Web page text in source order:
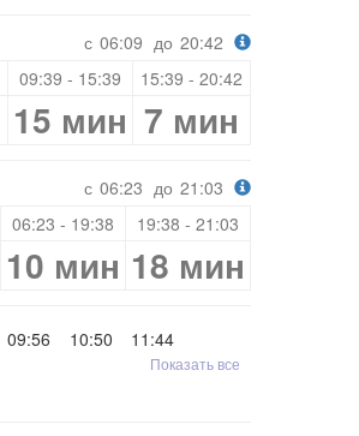
с 06:09 до 20:42
09:39 - 15:39 15:39 - 20:42
15 мин 7 мин
с 06:23 до 21:03
06:23 - 19:38
19:38 - 21:03
10 мин 18 мин
09:56 10:50
11:44
Показать все